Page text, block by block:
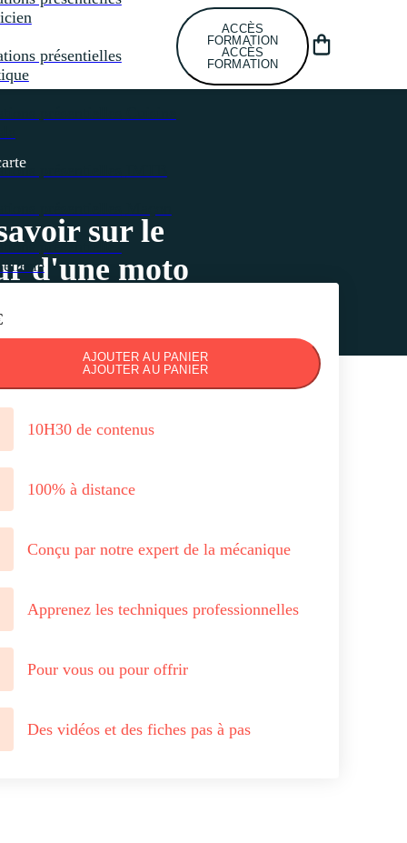
présentielles
présentielles
présentielles
ACCÈS
FORMATION
ACCÈS
FORMATION
sur le
d'une moto
AJOUTER AU PANIER
AJOUTER AU PANIER
10H30 de contenus
100% à distance
Conçu par notre expert de la mécanique
Apprenez les techniques professionnelles
Pour vous ou pour offrir
Des vidéos et des fiches pas à pas